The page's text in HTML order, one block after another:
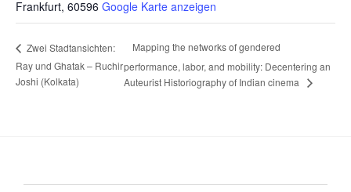
Frankfurt, 60596 Google Karte anzeigen
Zwei Stadtansichten:
Ray und Ghatak – Ruchir
Joshi (Kolkata)
Mapping the networks of gendered
performance, labor, and mobility: Decentering an
Auteurist Historiography of Indian cinema